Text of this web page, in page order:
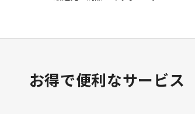
お得で便利なサービス